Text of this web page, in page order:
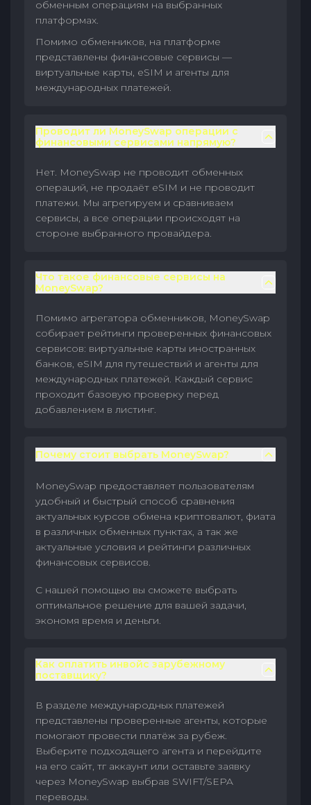
обменным операциям на выбранных
платформах.
Помимо обменников, на платформе
представлены финансовые сервисы —
виртуальные карты, eSIM и агенты для
международных платежей.
Проводит ли MoneySwap операции с
финансовыми сервисами напрямую?
Нет. MoneySwap не проводит обменных
операций, не продаёт eSIM и не проводит
платежи. Мы агрегируем и сравниваем
сервисы, а все операции происходят на
стороне выбранного провайдера.
Что такое финансовые сервисы на
MoneySwap?
Помимо агрегатора обменников, MoneySwap
собирает рейтинги проверенных финансовых
сервисов: виртуальные карты иностранных
банков, eSIM для путешествий и агенты для
международных платежей. Каждый сервис
проходит базовую проверку перед
добавлением в листинг.
Почему стоит выбрать MoneySwap?
MoneySwap предоставляет пользователям
удобный и быстрый способ сравнения
актуальных курсов обмена криптовалют, фиата
в различных обменных пунктах, а так же
актуальные условия и рейтинги различных
финансовых сервисов.
С нашей помощью вы сможете выбрать
оптимальное решение для вашей задачи,
экономя время и деньги.
Как оплатить инвойс зарубежному
поставщику?
В разделе международных платежей
представлены проверенные агенты, которые
помогают провести платёж за рубеж.
Выберите подходящего агента и перейдите
на его сайт, тг аккаунт или оставьте заявку
через MoneySwap выбрав SWIFT/SEPA
переводы.